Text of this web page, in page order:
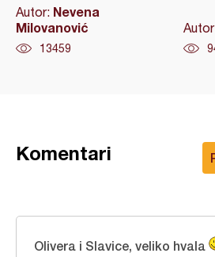
Autor: Nevena
Milovanović
13459
Komentari
Olivera i Slavice, veliko hvala